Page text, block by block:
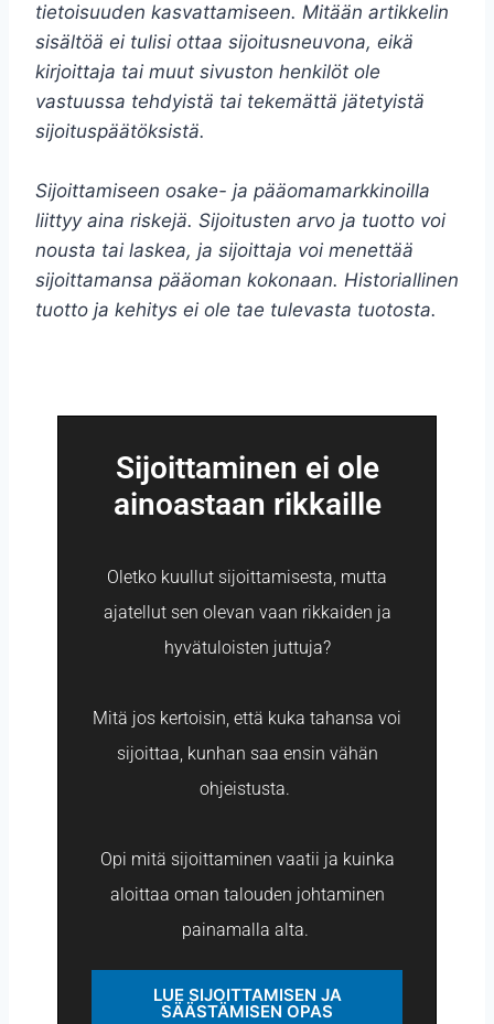
tietoisuuden kasvattamiseen. Mitään artikkelin
sisältöä ei tulisi ottaa sijoitusneuvona, eikä
kirjoittaja tai muut sivuston henkilöt ole
vastuussa tehdyistä tai tekemättä jätetyistä
sijoituspäätöksistä.
Sijoittamiseen osake- ja pääomamarkkinoilla
liittyy aina riskejä. Sijoitusten arvo ja tuotto voi
nousta tai laskea, ja sijoittaja voi menettää
sijoittamansa pääoman kokonaan. Historiallinen
tuotto ja kehitys ei ole tae tulevasta tuotosta.
Sijoittaminen ei ole
ainoastaan rikkaille
Oletko kuullut sijoittamisesta, mutta
ajatellut sen olevan vaan rikkaiden ja
hyvätuloisten juttuja?
Mitä jos kertoisin, että kuka tahansa voi
sijoittaa, kunhan saa ensin vähän
ohjeistusta.
Opi mitä sijoittaminen vaatii ja kuinka
aloittaa oman talouden johtaminen
painamalla alta.
LUE SIJOITTAMISEN JA
SÄÄSTÄMISEN OPAS